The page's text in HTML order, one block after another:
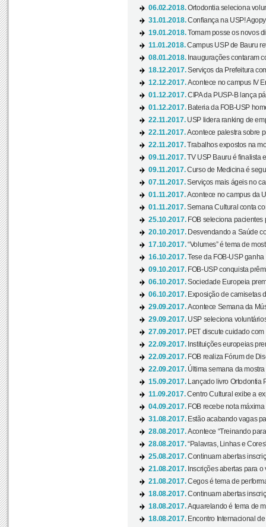
06.02.2018.Ortodontia seleciona
31.01.2018.Confiança na USP!
19.01.2018.Tomam posse os novos
11.01.2018.Campus USP de Bauru
08.01.2018. Inaugurações contaram
18.12.2017.Serviços da Prefeitura
12.12.2017.Acontece no campus IV
01.12.2017.CIPA da PUSP-B lança
01.12.2017. Bateria da FOB-USP
22.11.2017. USP lidera ranking de
22.11.2017.Acontece palestra sobre
22.11.2017.Trabalhos expostos na
09.11.2017.TV USP Bauru é finalista
09.11.2017.Curso de Medicina é
07.11.2017.Serviços mais ágeis no
01.11.2017.Acontece no campus da
01.11.2017.Semana Cultural conta
25.10.2017. FOB seleciona pacientes
20.10.2017. Desvendando a Saúde
17.10.2017.“Volumes” é tema de
16.10.2017.Tese da FOB-USP
09.10.2017. FOB-USP conquista
06.10.2017.Sociedade Europeia
06.10.2017. Exposição de camisetas
29.09.2017.Acontece Semana da
29.09.2017. USP seleciona
27.09.2017. PET discute cuidado
22.09.2017. Instituições europeias
22.09.2017. FOB realiza Fórum de
22.09.2017. Última semana da mostra
15.09.2017.
Lançado livro Ortodontia
11.09.2017.Centro Cultural exibe a
04.09.2017. FOB recebe nota
31.08.2017. Estão acabando vagas
28.08.2017.Acontece “Treinando
28.08.2017.“Palavras, Linhas e
25.08.2017.Continuam abertas
21.08.2017. Inscrições abertas para
21.08.2017.Cegos é tema de
18.08.2017.Continuam abertas
18.08.2017.Aquarelando é tema de
18.08.2017. Encontro Internacional